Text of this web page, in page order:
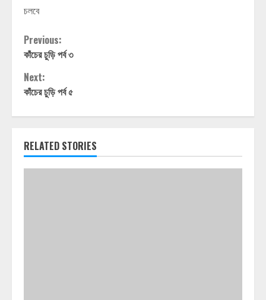
চলবে
Continue
Reading
Previous:
কাঁচের চুড়ি পর্ব ৩
Next:
কাঁচের চুড়ি পর্ব ৫
RELATED STORIES